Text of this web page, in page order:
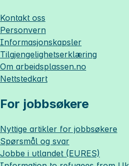
Kontakt oss
Personvern
Informasjonskapsler
Tilgjengelighetserklæring
Om arbeidsplassen.no
Nettstedkart
For jobbsøkere
Nyttige artikler for jobbsøkere
Spørsmål og svar
Jobbe i utlandet (EURES)